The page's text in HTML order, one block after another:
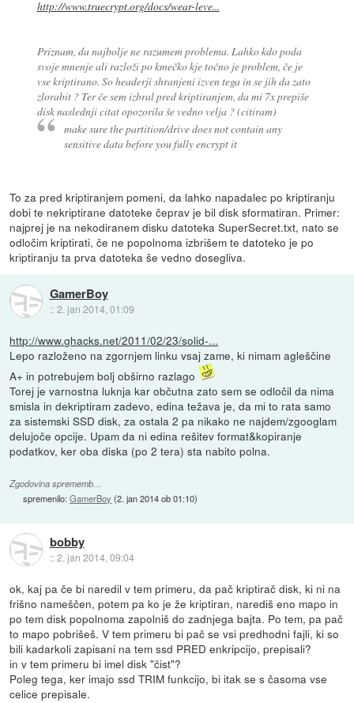
http://www.truecrypt.org/docs/wear-leve...
Priznam, da najbolje ne razumem problema. Lahko kdo poda
svoje mnenje ali razloži po kmečko kje točno je problem, če je
vse kriptirano. So headerji shranjeni izven tega in se jih da zato
zlorabit ? Ter če sem izbral pred kriptiranjem, da mi 7x prepiše
disk naslednji citat opozorila še vedno velja ? (citiram)
make sure the partition/drive does not contain any
sensitive data before you fully encrypt it
To za pred kriptiranjem pomeni, da lahko napadalec po kriptiranju
dobi te nekriptirane datoteke čeprav je bil disk sformatiran. Primer:
najprej je na nekodiranem disku datoteka SuperSecret.txt, nato se
odločim kriptirati, če ne popolnoma izbrišem te datoteko je po
kriptiranju ta prva datoteka še vedno dosegliva.
GamerBoy
::2. jan 2014, 01:09
http://www.ghacks.net/2011/02/23/solid-...
Lepo razloženo na zgornjem linku vsaj zame, ki nimam agleščine
A+ in potrebujem bolj obširno razlago
Torej je varnostna luknja kar občutna zato sem se odločil da nima
smisla in dekriptiram zadevo, edina težava je, da mi to rata samo
za sistemski SSD disk, za ostala 2 pa nikako ne najdem/zgooglam
delujoče opcije. Upam da ni edina rešitev format&kopiranje
podatkov, ker oba diska (po 2 tera) sta nabito polna.
Zgodovina sprememb…
spremenilo:GamerBoy (2. jan 2014 ob 01:10)
bobby
::2. jan 2014, 09:04
ok, kaj pa če bi naredil v tem primeru, da pač kriptirač disk, ki ni na
frišno nameščen, potem pa ko je že kriptiran, narediš eno mapo in
po tem disk popolnoma zapolniš do zadnjega bajta. Po tem, pa pač
to mapo pobrišeš. V tem primeru bi pač se vsi predhodni fajli, ki so
bili kadarkoli zapisani na tem ssd PRED enkripcijo, prepisali?
in v tem primeru bi imel disk "čist"?
Poleg tega, ker imajo ssd TRIM funkcijo, bi itak se s časoma vse
celice prepisale.